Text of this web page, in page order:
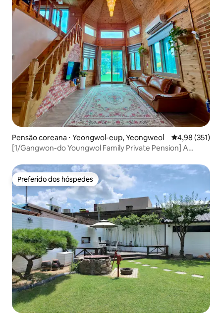
Pensão coreana ⋅ Yeongwol-eup, Yeongweol 4,98 de uma
4,98 (351)
[1/Gangwon-do Youngwol Family Private Pension] A
1
Preferido dos hóspedes
Preferido dos hóspedes